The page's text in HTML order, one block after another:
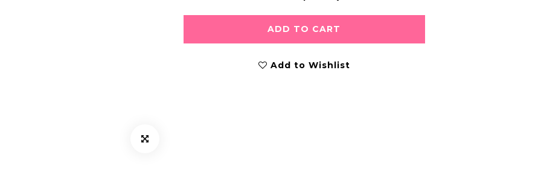
ADD TO CART
Add to Wishlist